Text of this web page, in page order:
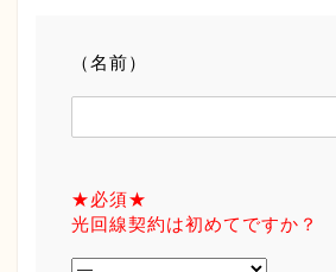
（名前）
★必須★
光回線契約は初めてですか？